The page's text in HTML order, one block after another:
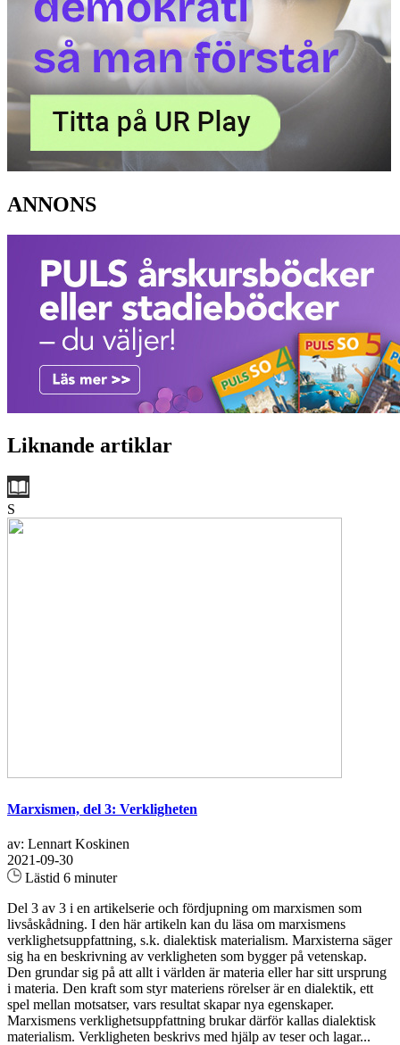
ANNONS
Liknande artiklar
S
Marxismen, del 3: Verkligheten
av: Lennart Koskinen
2021-09-30
Lästid 6 minuter
Del 3 av 3 i en artikelserie och fördjupning om marxismen som
livsåskådning. I den här artikeln kan du läsa om marxismens
verklighetsuppfattning, s.k. dialektisk materialism. Marxisterna säger
sig ha en beskrivning av verkligheten som bygger på vetenskap.
Den grundar sig på att allt i världen är materia eller har sitt ursprung
i materia. Den kraft som styr materiens rörelser är en dialektik, ett
spel mellan motsatser, vars resultat skapar nya egenskaper.
Marxismens verklighetsuppfattning brukar därför kallas dialektisk
materialism. Verkligheten beskrivs med hjälp av teser och lagar...